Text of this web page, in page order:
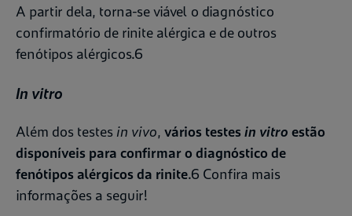
A partir dela, torna-se viável o diagnóstico
confirmatório de rinite alérgica e de outros
fenótipos alérgicos.6
In vitro
Além dos testes in vivo, vários testesin vitro estão
disponíveis para confirmar o diagnóstico de
fenótipos alérgicos da rinite.6 Confira mais
informações a seguir!